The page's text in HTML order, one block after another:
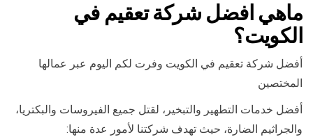
ماهي افضل شركة تعقيم في
الكويت؟
أفضل شركة تعقيم في الكويت وفرت لكم اليوم عبر عمالها
المختصين
أفضل خدمات التطهير والتبخير، لقتل جميع الفيروسات والبكتريا،
والجراثيم الضارة، حيث تهدف شركتنا لأمور عدة منها: